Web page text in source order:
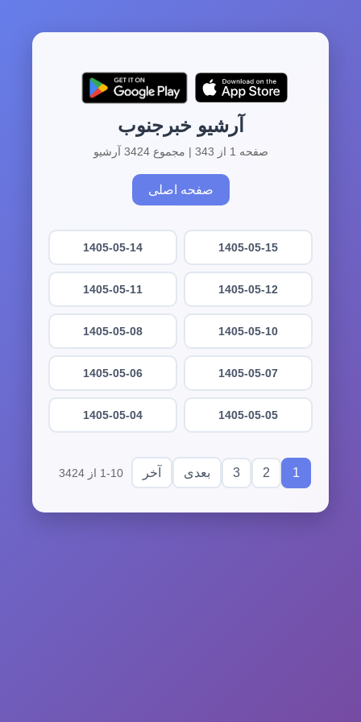
آرشیو خبرجنوب
صفحه 1 از 343 | مجموع 3424 آرشیو
صفحه اصلی
1405-05-15
1405-05-14
1405-05-12
1405-05-11
1405-05-10
1405-05-08
1405-05-07
1405-05-06
1405-05-05
1405-05-04
1
2
3 بعدی آخر 1-10 از 3424